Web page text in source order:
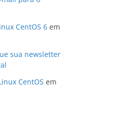
CentOS 6 em
sua newsletter
CentOS em